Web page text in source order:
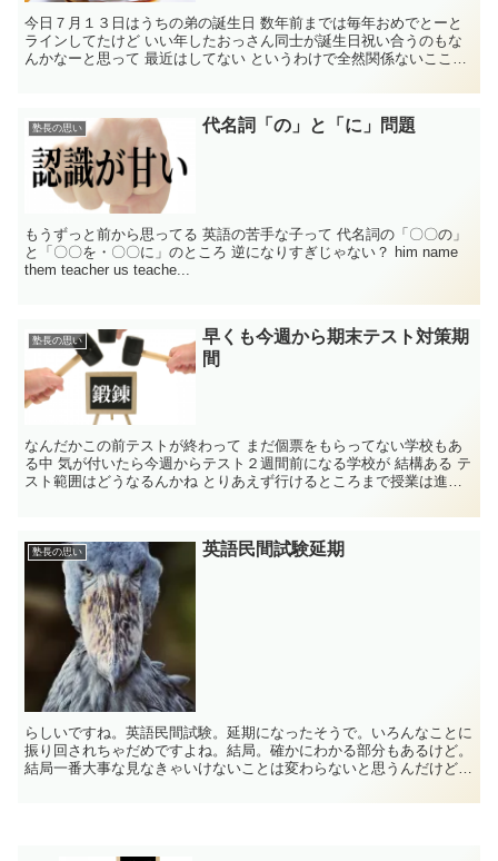
今日７月１３日はうちの弟の誕生日 数年前までは毎年おめでとーと
ラインしてたけど いい年したおっさん同士が誕生日祝い合うのもな
んかなーと思って 最近はしてない というわけで全然関係ないここで
塾長の思い 代名詞「の」と「に」問題
もうずっと前から思ってる 英語の苦手な子って 代名詞の「〇〇の」
と「〇〇を・〇〇に」のところ 逆になりすぎじゃない？ him name
them teacher us teache...
塾長の思い
早くも今週から期末テスト対策期
間
なんだかこの前テストが終わって まだ個票をもらってない学校もあ
る中 気が付いたら今週からテスト２週間前になる学校が 結構ある テ
スト範囲はどうなるんかね とりあえず行けるところまで授業は進
塾長の思い 英語民間試験延期
らしいですね。英語民間試験。延期になったそうで。いろんなことに
振り回されちゃだめですよね。結局。確かにわかる部分もあるけど。
結局一番大事な見なきゃいけないことは変わらないと思うんだけど